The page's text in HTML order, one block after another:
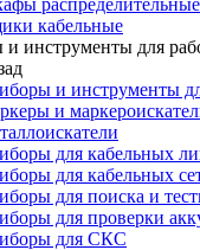
распределительные
кабельные
инструменты для
и инструменты
и
для кабельных
для кабельных
для поиска и
для проверки
для СКС